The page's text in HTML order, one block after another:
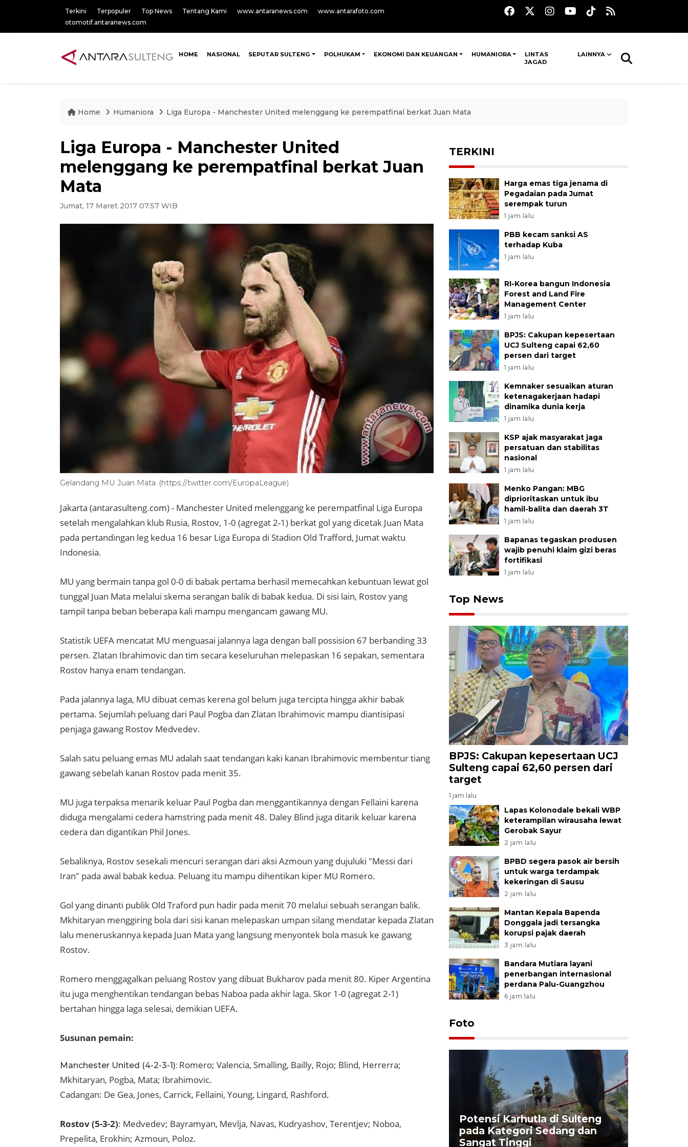
Terkini Terpopuler Top News Tentang Kami www.antaranews.com
www.antarafoto.com
otomotif.antaranews.com
HOME NASIONAL SEPUTAR SULTENG POLHUKAM EKONOMI DAN KEUANGAN HUMANIORA
LINTAS
JAGAD
LAINNYA
Home Humaniora Liga Europa - Manchester United melenggang ke perempatfinal berkat Juan Mata
Liga Europa - Manchester United
melenggang ke perempatfinal berkat Juan
Mata
Jumat, 17 Maret 2017 07:57 WIB
Gelandang MU Juan Mata. (https://twitter.com/EuropaLeague)
Jakarta (antarasulteng.com) - Manchester United melenggang ke perempatfinal Liga Europa
setelah mengalahkan klub Rusia, Rostov, 1-0 (agregat 2-1) berkat gol yang dicetak Juan Mata
pada pertandingan leg kedua 16 besar Liga Europa di Stadion Old Trafford, Jumat waktu
Indonesia.
MU yang bermain tanpa gol 0-0 di babak pertama berhasil memecahkan kebuntuan lewat gol
tunggal Juan Mata melalui skema serangan balik di babak kedua. Di sisi lain, Rostov yang
tampil tanpa beban beberapa kali mampu mengancam gawang MU.
Statistik UEFA mencatat MU menguasai jalannya laga dengan ball possision 67 berbanding 33
persen. Zlatan Ibrahimovic dan tim secara keseluruhan melepaskan 16 sepakan, sementara
Rostov hanya enam tendangan.
Pada jalannya laga, MU dibuat cemas kerena gol belum juga tercipta hingga akhir babak
pertama. Sejumlah peluang dari Paul Pogba dan Zlatan Ibrahimovic mampu diantisipasi
penjaga gawang Rostov Medvedev.
Salah satu peluang emas MU adalah saat tendangan kaki kanan Ibrahimovic membentur tiang
gawang sebelah kanan Rostov pada menit 35.
MU juga terpaksa menarik keluar Paul Pogba dan menggantikannya dengan Fellaini karena
diduga mengalami cedera hamstring pada menit 48. Daley Blind juga ditarik keluar karena
cedera dan digantikan Phil Jones.
Sebaliknya, Rostov sesekali mencuri serangan dari aksi Azmoun yang dujuluki "Messi dari
Iran" pada awal babak kedua. Peluang itu mampu dihentikan kiper MU Romero.
Gol yang dinanti publik Old Traford pun hadir pada menit 70 melalui sebuah serangan balik.
Mkhitaryan menggiring bola dari sisi kanan melepaskan umpan silang mendatar kepada Zlatan
lalu meneruskannya kepada Juan Mata yang langsung menyontek bola masuk ke gawang
Rostov.
Romero menggagalkan peluang Rostov yang dibuat Bukharov pada menit 80. Kiper Argentina
itu juga menghentikan tendangan bebas Naboa pada akhir laga. Skor 1-0 (agregat 2-1)
bertahan hingga laga selesai, demikian UEFA.
Susunan pemain:
Manchester United (4-2-3-1): Romero; Valencia, Smalling, Bailly, Rojo; Blind, Herrerra;
Mkhitaryan, Pogba, Mata; Ibrahimovic.
Cadangan: De Gea, Jones, Carrick, Fellaini, Young, Lingard, Rashford.
Rostov (5-3-2): Medvedev; Bayramyan, Mevlja, Navas, Kudryashov, Terentjev; Noboa,
Prepelita, Erokhin; Azmoun, Poloz.
TERKINI
Harga emas tiga jenama di
Pegadaian pada Jumat
serempak turun
1 jam lalu
PBB kecam sanksi AS
terhadap Kuba
1 jam lalu
RI-Korea bangun Indonesia
Forest and Land Fire
Management Center
1 jam lalu
BPJS: Cakupan kepesertaan
UCJ Sulteng capai 62,60
persen dari target
1 jam lalu
Kemnaker sesuaikan aturan
ketenagakerjaan hadapi
dinamika dunia kerja
1 jam lalu
KSP ajak masyarakat jaga
persatuan dan stabilitas
nasional
1 jam lalu
Menko Pangan: MBG
diprioritaskan untuk ibu
hamil-balita dan daerah 3T
1 jam lalu
Bapanas tegaskan produsen
wajib penuhi klaim gizi beras
fortifikasi
1 jam lalu
Top News
BPJS: Cakupan kepesertaan UCJ
Sulteng capai 62,60 persen dari
target
1 jam lalu
Lapas Kolonodale bekali WBP
keterampilan wirausaha lewat
Gerobak Sayur
2 jam lalu
BPBD segera pasok air bersih
untuk warga terdampak
kekeringan di Sausu
2 jam lalu
Mantan Kepala Bapenda
Donggala jadi tersangka
korupsi pajak daerah
3 jam lalu
Bandara Mutiara layani
penerbangan internasional
perdana Palu-Guangzhou
6 jam lalu
Foto
Layanan pembuatan SIM Baru
Potensi Karhutla di Sulteng
pada Kategori Sedang dan
Sangat Tinggi